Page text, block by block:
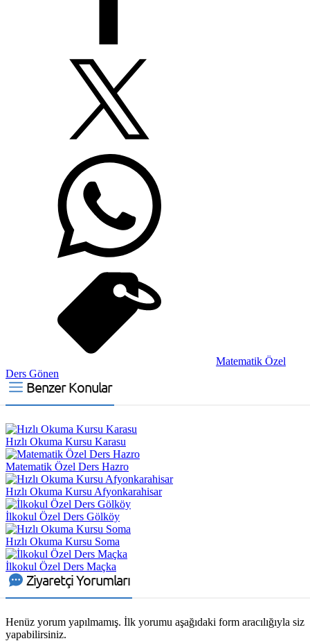
Matematik Özel
Ders Gönen
Benzer Konular
Hızlı Okuma Kursu Karasu
Matematik Özel Ders Hazro
Hızlı Okuma Kursu Afyonkarahisar
İlkokul Özel Ders Gölköy
Hızlı Okuma Kursu Soma
İlkokul Özel Ders Maçka
Ziyaretçi Yorumları
Henüz yorum yapılmamış. İlk yorumu aşağıdaki form aracılığıyla siz
yapabilirsiniz.